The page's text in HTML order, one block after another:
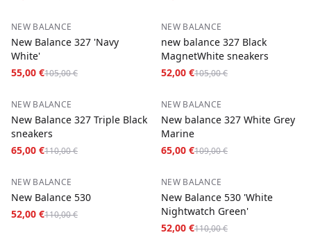
−48%
NEW BALANCE
New Balance 327 'Navy
White'
55,00 €105,00 €
−50%
NEW BALANCE
new balance 327 Black
MagnetWhite sneakers
52,00 €105,00 €
−41%
NEW BALANCE
New Balance 327 Triple Black
sneakers
65,00 €110,00 €
−40%
NEW BALANCE
New balance 327 White Grey
Marine
65,00 €109,00 €
−53%
NEW BALANCE
New Balance 530
52,00 €110,00 €
−53%
NEW BALANCE
New Balance 530 'White
Nightwatch Green'
52,00 €110,00 €